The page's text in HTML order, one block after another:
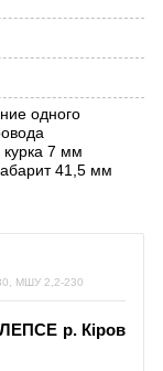
одного
7 мм
41,5 мм
МШУ 2,2-230
р. Кіров